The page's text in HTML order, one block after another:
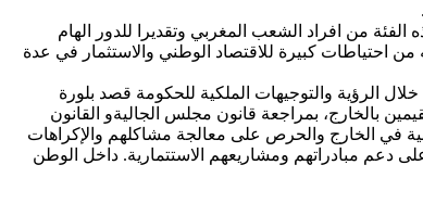
الذي يصادف العاشر من غشت من كل سنة، الذي أقره جلالة الملك محمد السادس سنة 2003، تكريما لهذه الفئة من افراد الشعب المغربي وتقديرا للدور الهام
احتياطات كبيرة للاقتصاد الوطني والاستثمار في عدة
الرؤية والتوجيهات الملكية للحكومة قصد بلورة
بالخارج، بمراجعة قانون مجلس الجاليةو القانون
في الخارج والحرص على معالجة مشاكلهم والإكراهات
دعم مبادراتهم ومشاريعهم الاستتمارية. داخل الوطن